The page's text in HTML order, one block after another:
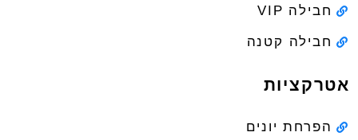
חבילה VIP
חבילה קטנה
אטרקציות
הפרחת יונים